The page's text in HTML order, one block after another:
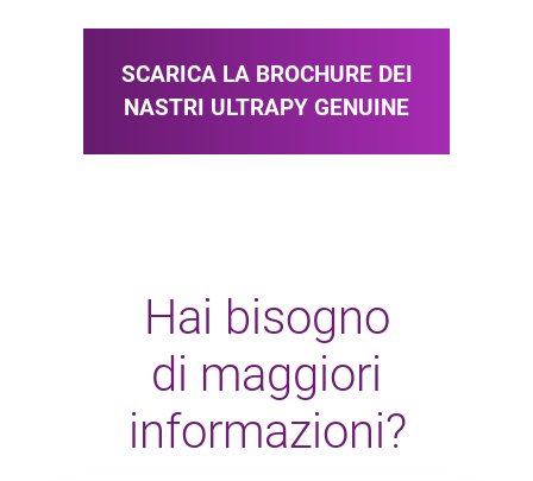
SCARICA LA BROCHURE DEI
NASTRI ULTRAPY GENUINE
Hai bisogno
di maggiori
informazioni?